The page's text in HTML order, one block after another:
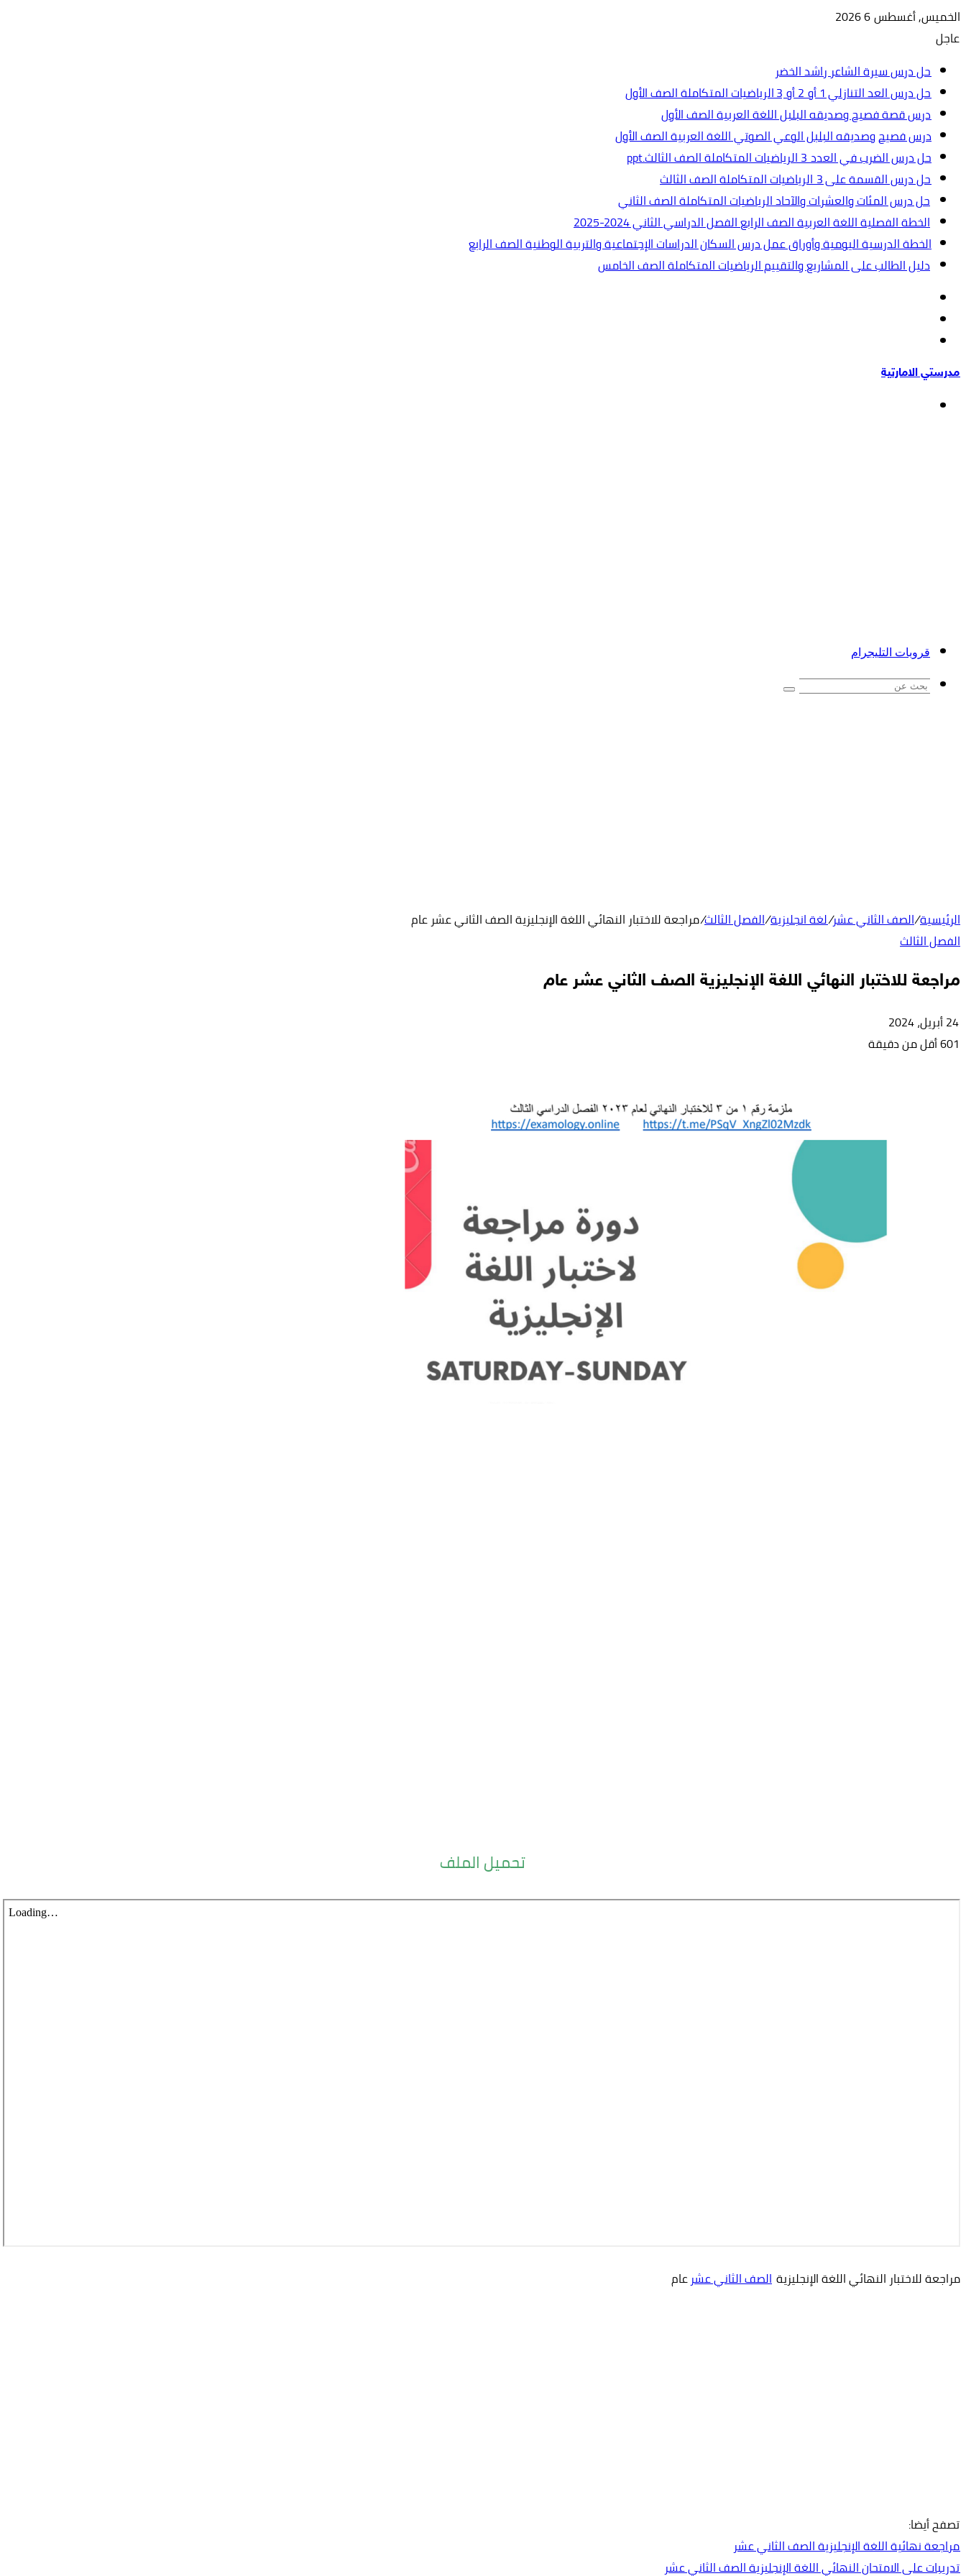
الخميس, أغسطس 6 2026
عاجل
حل درس سيرة الشاعر راشد الخضر
حل درس العد التنازلي 1 أو 2 أو 3 الرياضيات المتكاملة الصف الأول
درس قصة فصيح وصديقه البلبل اللغة العربية الصف الأول
درس فصيح وصديقه البلبل الوعي الصوتي اللغة العربية الصف الأول
حل درس الضرب في العدد 3 الرياضيات المتكاملة الصف الثالث.ppt
حل درس القسمة على 3 الرياضيات المتكاملة الصف الثالث
حل درس المئات والعشرات والآحاد الرياضيات المتكاملة الصف الثاني
الخطة الفصلية اللغة العربية الصف الرابع الفصل الدراسي الثاني 2024-2025
الخطة الدرسية اليومية وأوراق عمل درس السكان الدراسات الإجتماعية والتربية الوطنية الصف الرابع
دليل الطالب على المشاريع والتقييم الرياضيات المتكاملة الصف الخامس
عمود
جانبي
مدرستي الامارتية
قروبات التليجرام
بحث
الرئيسية/الصف الثاني عشر/لغة انجليزية/الفصل الثالث/مراجعة للاختبار النهائي اللغة الإنجليزية الصف الثاني عشر عام
الفصل الثالث
مراجعة للاختبار النهائي اللغة الإنجليزية الصف الثاني عشر عام
24 أبريل، 2024
601أقل من دقيقة
تحميل الملف
مراجعة للاختبار النهائي اللغة الإنجليزية الصف الثاني عشر عام
تصفح أيضا:
مراجعة نهائية اللغة الإنجليزية الصف الثاني عشر
تدريبات على الامتحان النهائي اللغة الإنجليزية الصف الثاني عشر